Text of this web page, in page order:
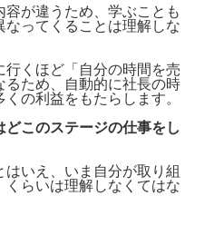
が違うため、学ぶことも
ってくることは理解しな
くほど「自分の時間を売
るため、自動的に社長の時
の利益をもたらします。
どこのステージの仕事をし
いえ、いま自分が取り組
らいは理解しなくてはな